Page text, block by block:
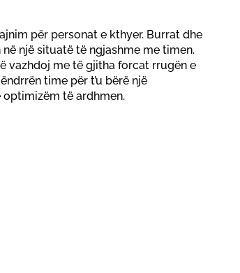
për personat e kthyer. Burrat dhe
një situatë të ngjashme me timen.
vazhdoj me të gjitha forcat rrugën e
time për t’u bërë një
optimizëm të ardhmen.